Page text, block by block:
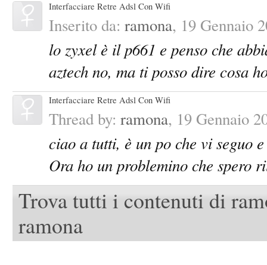
Interfacciare Retre Adsl Con Wifi
Inserito da: ramona, 19 Gennaio
lo zyxel è il p661 e penso che
aztech no, ma ti posso dire cosa
Interfacciare Retre Adsl Con Wifi
Thread by: ramona, 19 Gennaio
ciao a tutti, è un po che vi seguo
Ora ho un problemino che spero
Trova tutti i contenuti di
ramona